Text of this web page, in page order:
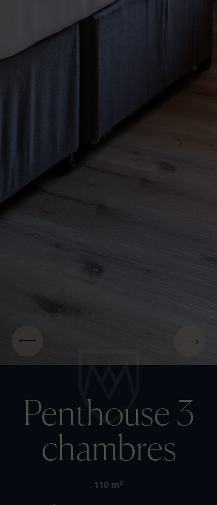
Penthouse 3
chambres
110 m²